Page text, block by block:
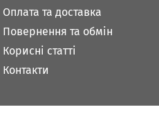
Оплата та доставка
Повернення та обмін
Корисні статті
Контакти